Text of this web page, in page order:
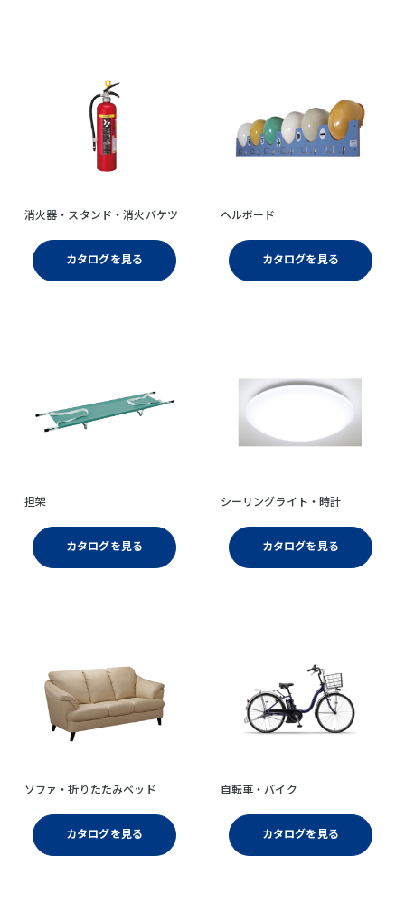
消火器・スタンド・消火バケツ
カタログを見る
ヘルボード
カタログを見る
担架
カタログを見る
シーリングライト・時計
カタログを見る
ソファ・折りたたみベッド
カタログを見る
自転車・バイク
カタログを見る